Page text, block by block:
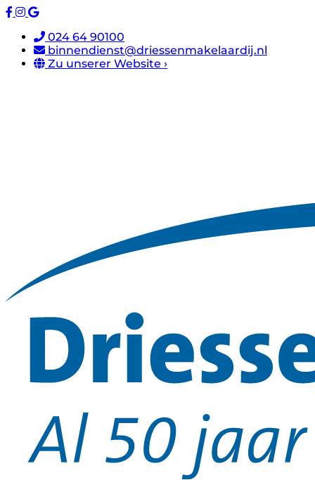
024 64 90100
binnendienst@driessenmakelaardij.nl
Zu unserer Website ›